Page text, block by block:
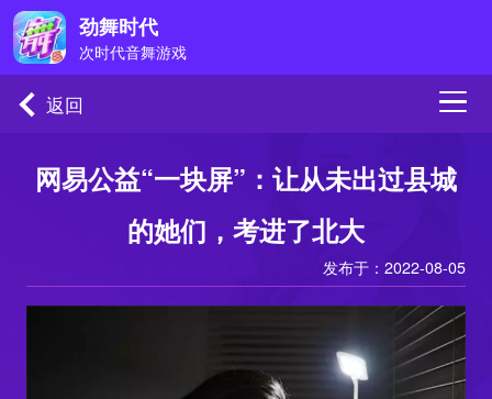
劲舞时代
次时代音舞游戏
返回
网易公益“一块屏”：让从未出过县城
的她们，考进了北大
发布于：2022-08-05